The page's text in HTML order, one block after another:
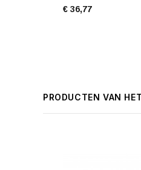
€ 36,77
PRODUCTEN VAN